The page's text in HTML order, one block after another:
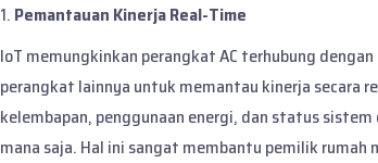
1. Pemantauan Kinerja Real-Time
IoT memungkinkan perangkat AC terhubung
perangkat lainnya untuk memantau kinerja secara
kelembapan, penggunaan energi, dan status
mana saja. Hal ini sangat membantu pemilik rumah